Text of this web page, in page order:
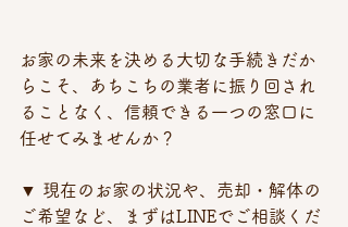
お家の未来を決める大切な手続きだか
らこそ、あちこちの業者に振り回され
ることなく、信頼できる一つの窓口に
任せてみませんか？
▼ 現在のお家の状況や、売却・解体の
ご希望など、まずはLINEでご相談くだ